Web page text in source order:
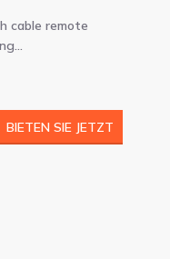
cable remote
BIETEN SIE JETZT